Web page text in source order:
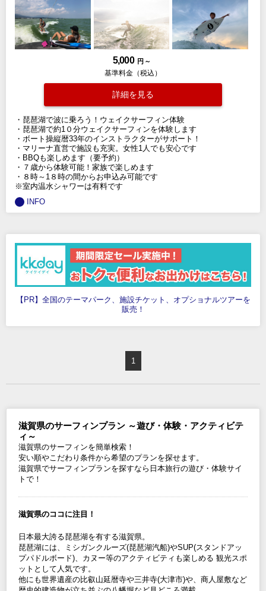
5,000 円 ～
基準料金（税込）
詳細を見る
・琵琶湖で波に乗ろう！ウェイクサーフィン体験
・琵琶湖で約1０分ウェイクサーフィンを体験します
・ボート操縦暦33年のインストラクターがサポート！
・マリーナ直営で施設も充実。女性1人でも安心です
・BBQも楽しめます（要予約）
・７歳から体験可能！家族で楽しめます
・８時～1８時の間からお申込み可能です
※室内温水シャワーは有料です
INFO
【PR】全国のテーマパーク、施設チケット、オプショナルツアーを
販売！
1
滋賀県のサーフィンプラン ～遊び・体験・アクティビテ
ィ～
滋賀県のサーフィンを簡単検索！
安い順やこだわり条件から希望のプランを探せます。
滋賀県でサーフィンプランを探すなら日本旅行の遊び・体験サイ
トで！
滋賀県のココに注目！
日本最大誇る琵琶湖を有する滋賀県。
琵琶湖には、ミシガンクルーズ(琵琶湖汽船)やSUP(スタンドアッ
プパドルボード)、カヌー等のアクティビティも楽しめる 観光スポ
ットとして人気です。
他にも世界遺産の比叡山延暦寺や三井寺(大津市)や、商人屋敷など